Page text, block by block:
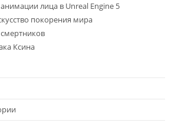
лица в Unreal Engine 5
покорения мира
Ксина